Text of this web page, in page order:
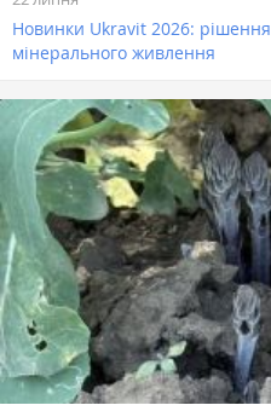
Новинки Ukravit 2026: рішення
мінерального живлення